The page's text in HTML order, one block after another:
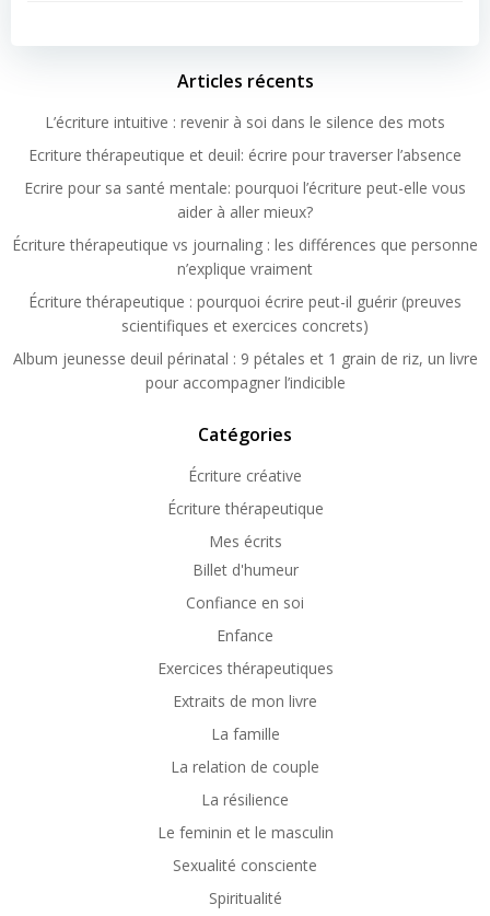
Articles récents
L’écriture intuitive : revenir à soi dans le silence des mots
Ecriture thérapeutique et deuil: écrire pour traverser l’absence
Ecrire pour sa santé mentale: pourquoi l’écriture peut-elle vous
aider à aller mieux?
Écriture thérapeutique vs journaling : les différences que personne
n’explique vraiment
Écriture thérapeutique : pourquoi écrire peut-il guérir (preuves
scientifiques et exercices concrets)
Album jeunesse deuil périnatal : 9 pétales et 1 grain de riz, un livre
pour accompagner l’indicible
Catégories
Écriture créative
Écriture thérapeutique
Mes écrits
Billet d'humeur
Confiance en soi
Enfance
Exercices thérapeutiques
Extraits de mon livre
La famille
La relation de couple
La résilience
Le feminin et le masculin
Sexualité consciente
Spiritualité